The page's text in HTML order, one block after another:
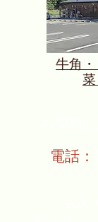
牛角
電話：